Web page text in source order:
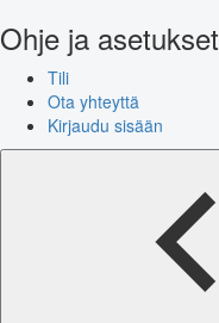
Ohje ja asetukset
Tili
Ota yhteyttä
Kirjaudu sisään